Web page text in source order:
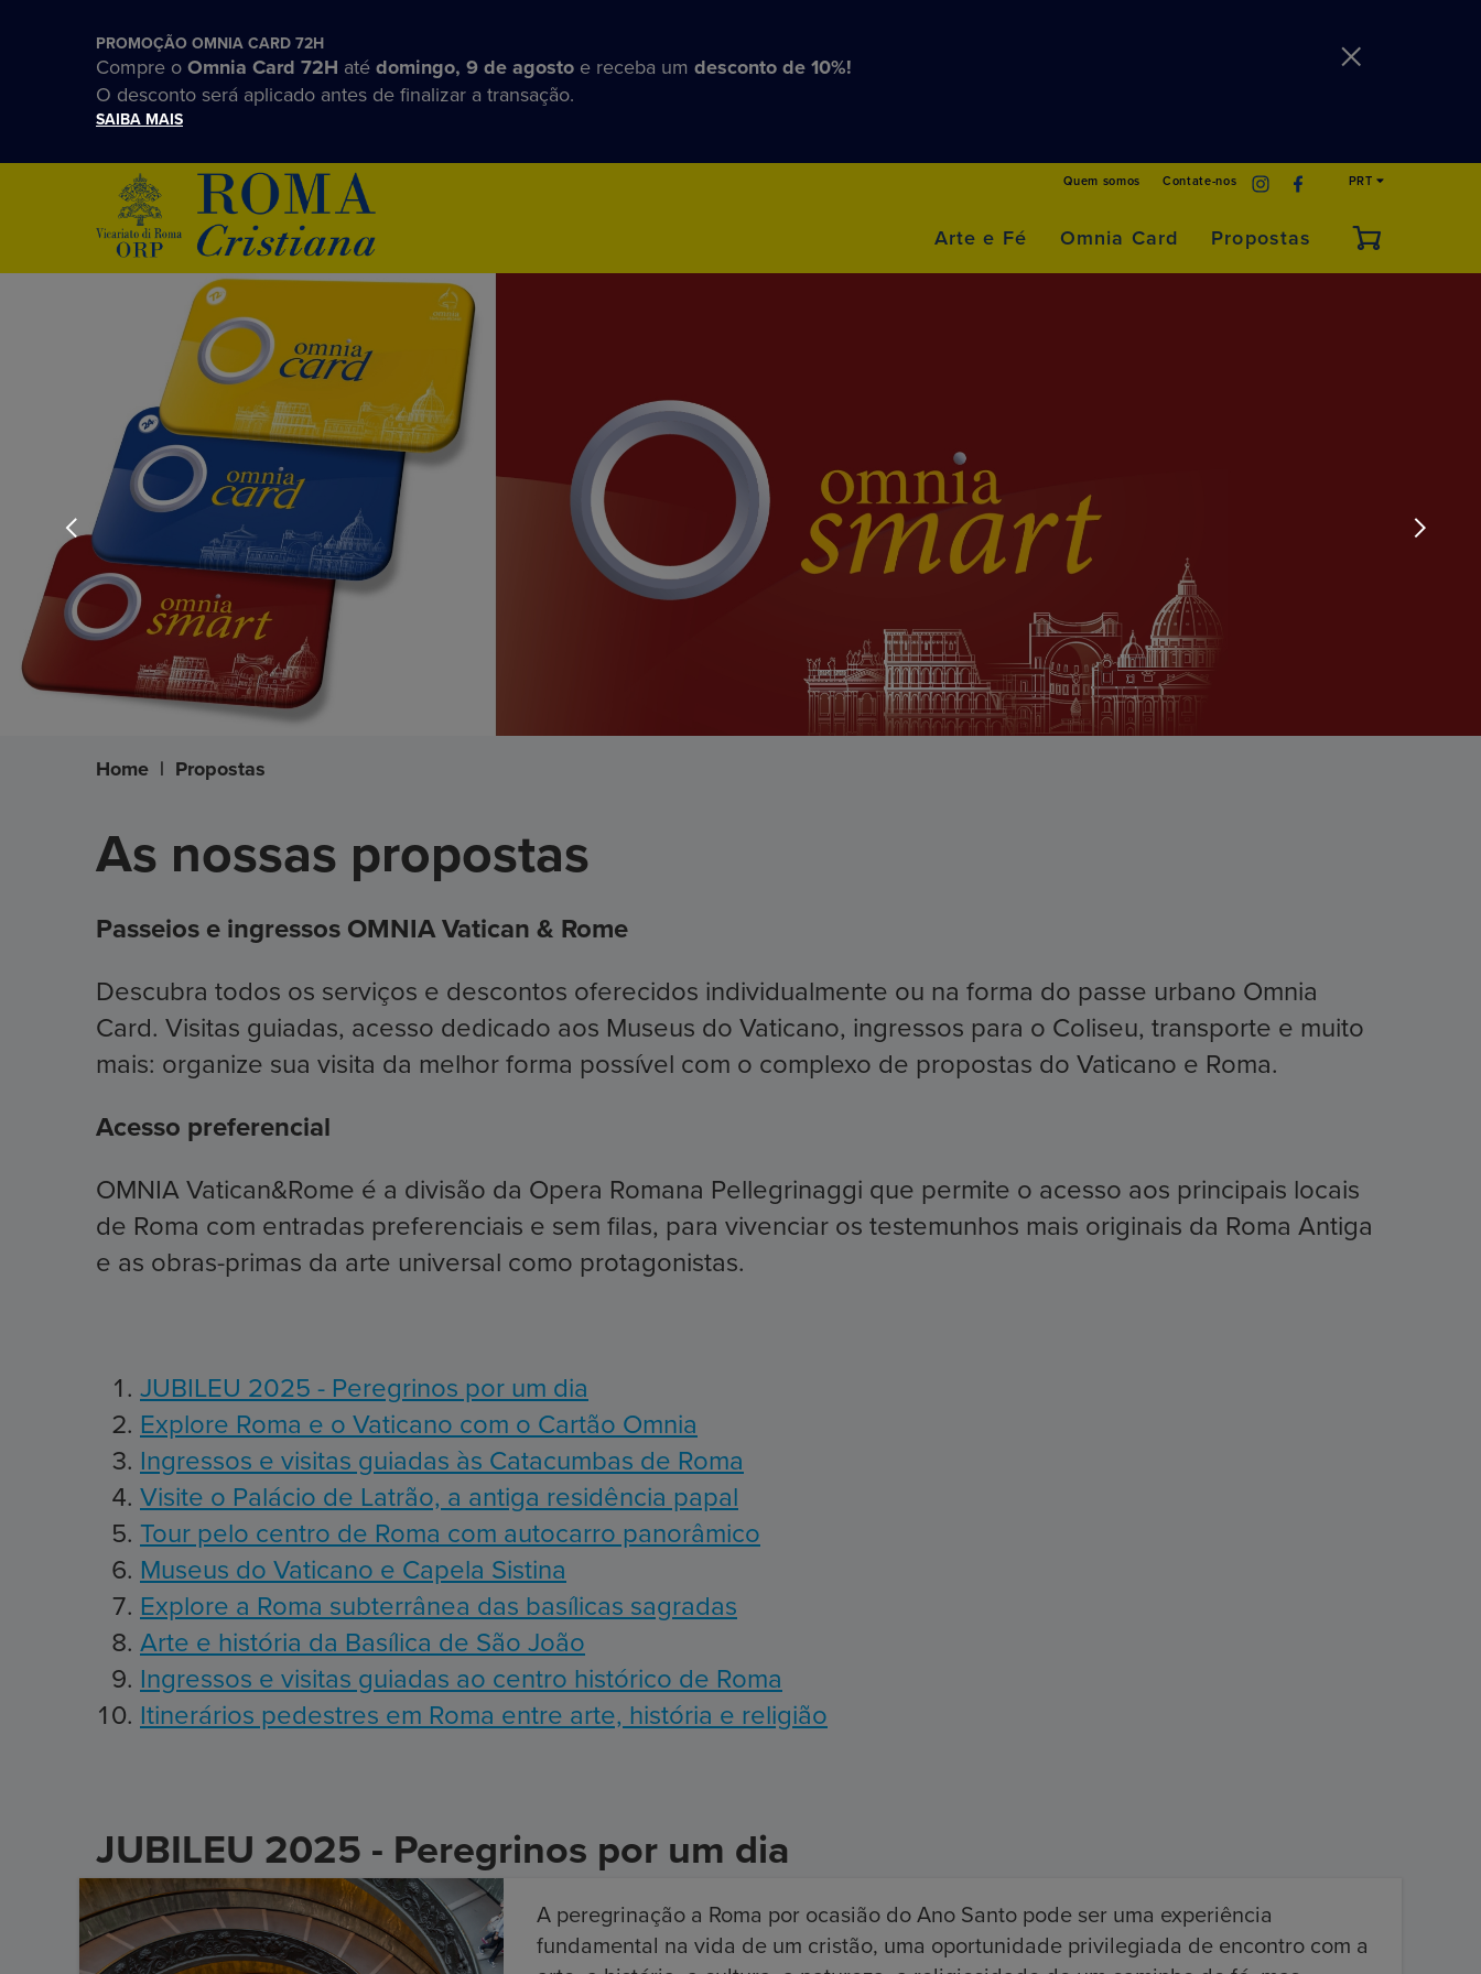
PROMOÇÃO OMNIA CARD 72H
Compre o Omnia Card 72H até domingo, 9 de agosto e receba um desconto de 10%!
O desconto será aplicado antes de finalizar a transação.
SAIBA MAIS
Quem somos Contate-nos PRT
Arte e Fé Omnia Card Propostas
Home | Propostas
As nossas propostas
Passeios e ingressos OMNIA Vatican & Rome
Descubra todos os serviços e descontos oferecidos individualmente ou na forma do passe urbano Omnia
Card. Visitas guiadas, acesso dedicado aos Museus do Vaticano, ingressos para o Coliseu, transporte e muito
mais: organize sua visita da melhor forma possível com o complexo de propostas do Vaticano e Roma.
Acesso preferencial
OMNIA Vatican&Rome é a divisão da Opera Romana Pellegrinaggi que permite o acesso aos principais locais
de Roma com entradas preferenciais e sem filas, para vivenciar os testemunhos mais originais da Roma Antiga
e as obras-primas da arte universal como protagonistas.
JUBILEU 2025 - Peregrinos por um dia
Explore Roma e o Vaticano com o Cartão Omnia
Ingressos e visitas guiadas às Catacumbas de Roma
Visite o Palácio de Latrão, a antiga residência papal
Tour pelo centro de Roma com autocarro panorâmico
Museus do Vaticano e Capela Sistina
Explore a Roma subterrânea das basílicas sagradas
Arte e história da Basílica de São João
Ingressos e visitas guiadas ao centro histórico de Roma
Itinerários pedestres em Roma entre arte, história e religião
JUBILEU 2025 - Peregrinos por um dia
A peregrinação a Roma por ocasião do Ano Santo pode ser uma experiência
fundamental na vida de um cristão, uma oportunidade privilegiada de encontro com a